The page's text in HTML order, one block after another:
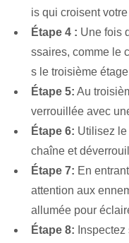
is qui croisent
Étape ⁤4 : ⁤Une fois
ssaires, comme le
s le troisième
Étape 5: ⁤Au‌
verrouillée avec
Étape 6: Utilisez
chaîne et
Étape 7: En
attention aux
allumée pour
Étape 8: